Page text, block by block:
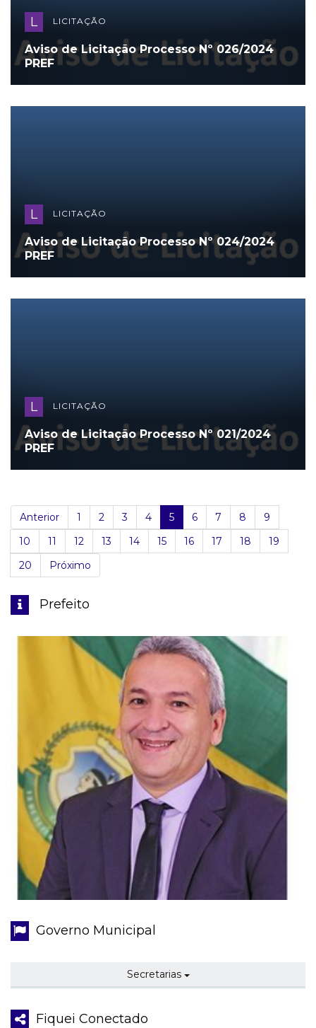
L LICITAÇÃO
Aviso de Licitação Processo Nº 026/2024
PREF
L LICITAÇÃO
Aviso de Licitação Processo Nº 024/2024
PREF
L LICITAÇÃO
Aviso de Licitação Processo Nº 021/2024
PREF
Anterior 1 2 3 4 5(Atual)
6 7 8
9
10
11 12 13 14 15 16 17 18
19
20
Próximo
Prefeito
Governo Municipal
Secretarias
Fiquei Conectado